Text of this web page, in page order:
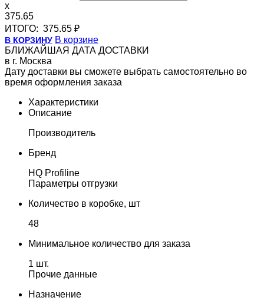
x
375.65
ИТОГО: 375.65 ₽
В КОРЗИНУ В корзине
БЛИЖАЙШАЯ ДАТА ДОСТАВКИ
в г. Москва
Дату доставки вы сможете выбрать самостоятельно во
время оформления заказа
Характеристики
Описание
Производитель
Бренд
HQ Profiline
Параметры отгрузки
Количество в коробке, шт
48
Минимальное количество для заказа
1 шт.
Прочие данные
Назначение